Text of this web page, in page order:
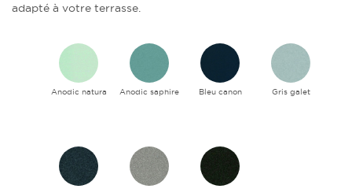
adapté à votre terrasse.
Anodic natura Anodic saphire Bleu canon Gris galet